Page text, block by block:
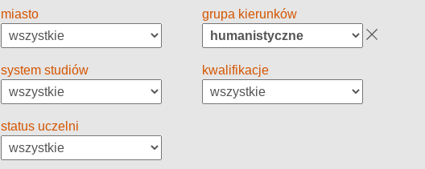
miasto grupa kierunków
system studiów kwalifikacje
status uczelni